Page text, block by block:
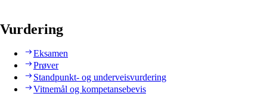
Vurdering
Eksamen
Prøver
Standpunkt- og underveisvurdering
Vitnemål og kompetansebevis